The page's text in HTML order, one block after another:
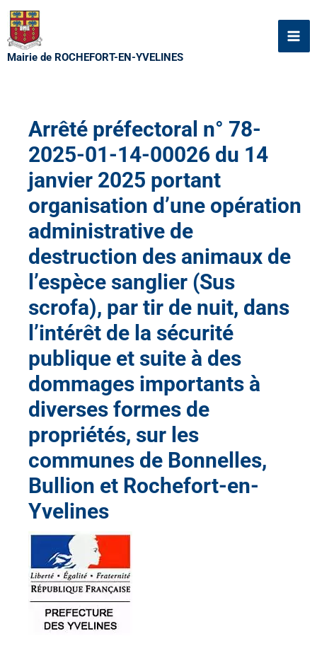
Aller
au
contenu
Mairie de ROCHEFORT-EN-YVELINES
Arrêté préfectoral n° 78-
2025-01-14-00026 du 14
janvier 2025 portant
organisation d’une opération
administrative de
destruction des animaux de
l’espèce sanglier (Sus
scrofa), par tir de nuit, dans
l’intérêt de la sécurité
publique et suite à des
dommages importants à
diverses formes de
propriétés, sur les
communes de Bonnelles,
Bullion et Rochefort-en-
Yvelines